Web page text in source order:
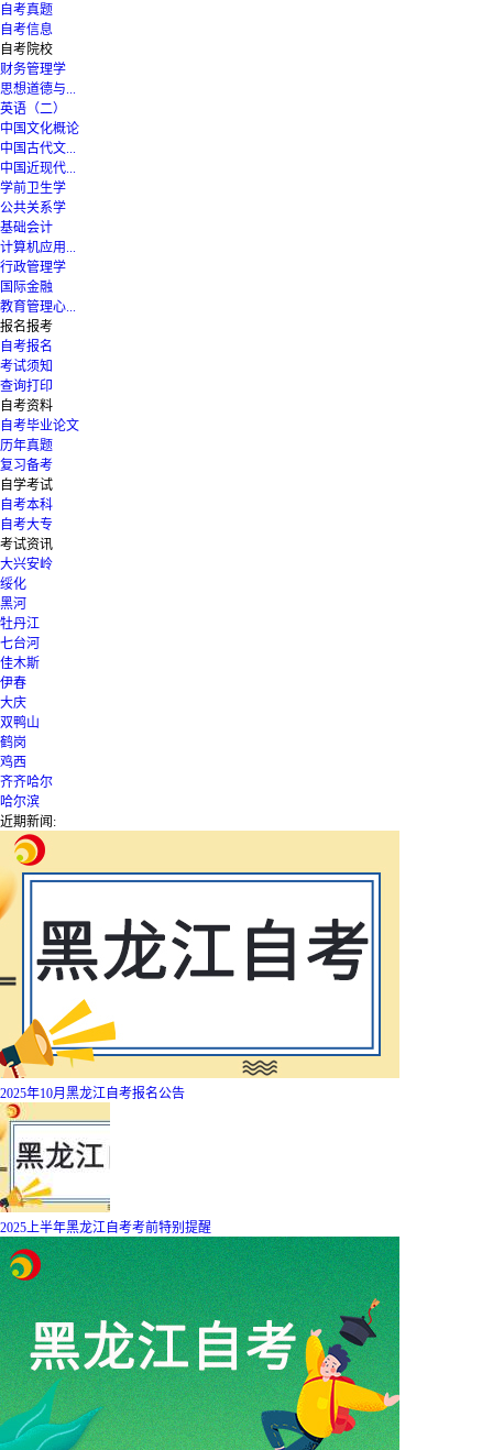
自考真题
自考信息
自考院校
财务管理学
思想道德与...
英语（二）
中国文化概论
中国古代文...
中国近现代...
学前卫生学
公共关系学
基础会计
计算机应用...
行政管理学
国际金融
教育管理心...
报名报考
自考报名
考试须知
查询打印
自考资料
自考毕业论文
历年真题
复习备考
自学考试
自考本科
自考大专
考试资讯
大兴安岭
绥化
黑河
牡丹江
七台河
佳木斯
伊春
大庆
双鸭山
鹤岗
鸡西
齐齐哈尔
哈尔滨
近期新闻:
2025年10月黑龙江自考报名公告
2025上半年黑龙江自考考前特别提醒